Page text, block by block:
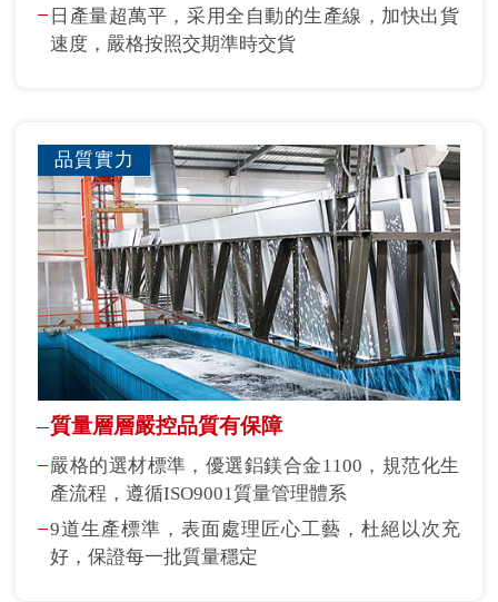
日產量超萬平，采用全自動的生產線，加快出貨
速度，嚴格按照交期準時交貨
品質實力
質量層層嚴控品質有保障
嚴格的選材標準，優選鋁鎂合金1100，規范化生
產流程，遵循ISO9001質量管理體系
9道生產標準，表面處理匠心工藝，杜絕以次充
好，保證每一批質量穩定